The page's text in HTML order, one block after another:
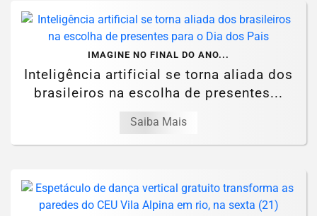
IMAGINE NO FINAL DO ANO...
Inteligência artificial se torna aliada dos
brasileiros na escolha de presentes...
Saiba Mais